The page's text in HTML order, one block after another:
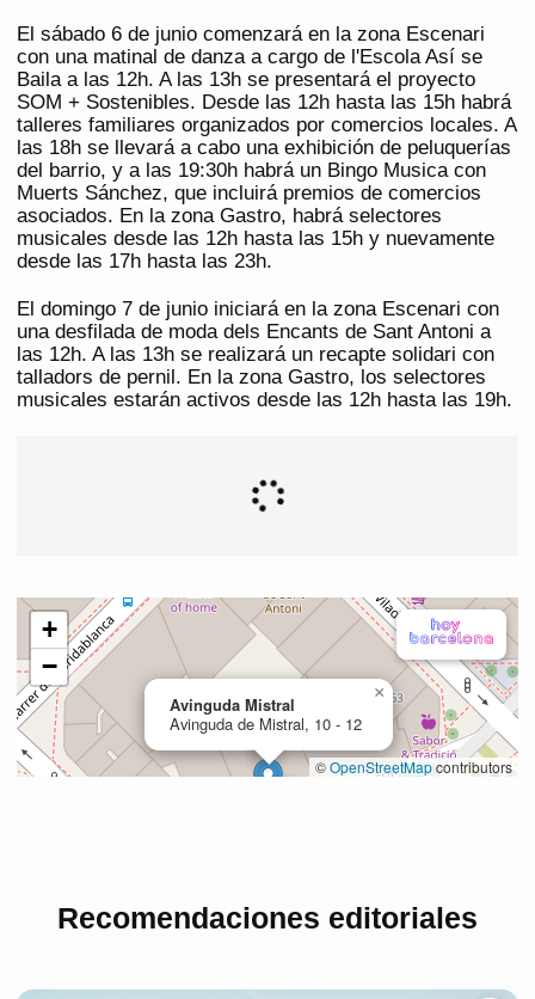
El sábado 6 de junio comenzará en la zona Escenari
con una matinal de danza a cargo de l'Escola Así se
Baila a las 12h. A las 13h se presentará el proyecto
SOM + Sostenibles. Desde las 12h hasta las 15h habrá
talleres familiares organizados por comercios locales. A
las 18h se llevará a cabo una exhibición de peluquerías
del barrio, y a las 19:30h habrá un Bingo Musica con
Muerts Sánchez, que incluirá premios de comercios
asociados. En la zona Gastro, habrá selectores
musicales desde las 12h hasta las 15h y nuevamente
desde las 17h hasta las 23h.
El domingo 7 de junio iniciará en la zona Escenari con
una desfilada de moda dels Encants de Sant Antoni a
las 12h. A las 13h se realizará un recapte solidari con
talladors de pernil. En la zona Gastro, los selectores
musicales estarán activos desde las 12h hasta las 19h.
Recomendaciones editoriales